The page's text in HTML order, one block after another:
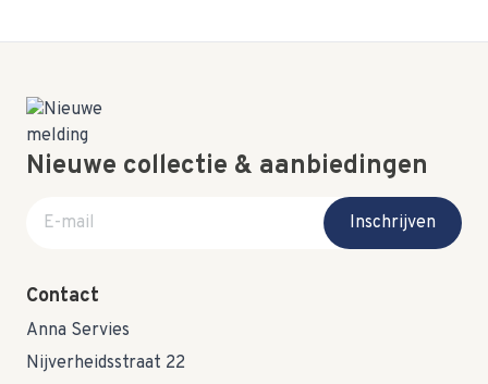
Nieuwe collectie & aanbiedingen
E-mail adres
Inschrijven
Contact
Anna Servies
Nijverheidsstraat 22